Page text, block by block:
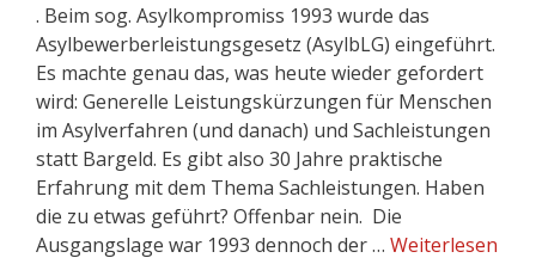
. Beim sog. Asylkompromiss 1993 wurde das
Asylbewerberleistungsgesetz (AsylbLG) eingeführt.
Es machte genau das, was heute wieder gefordert
wird: Generelle Leistungskürzungen für Menschen
im Asylverfahren (und danach) und Sachleistungen
statt Bargeld. Es gibt also 30 Jahre praktische
Erfahrung mit dem Thema Sachleistungen. Haben
die zu etwas geführt? Offenbar nein. Die
Ausgangslage war 1993 dennoch der … Weiterlesen